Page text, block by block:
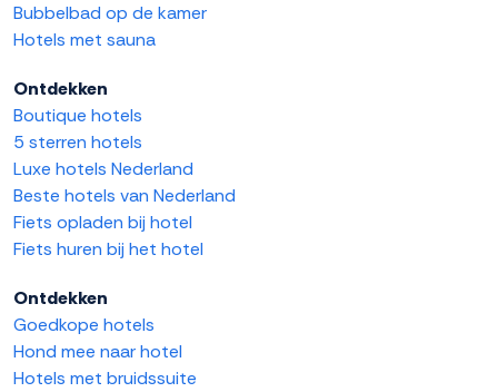
Bubbelbad op de kamer
Hotels met sauna
Ontdekken
Boutique hotels
5 sterren hotels
Luxe hotels Nederland
Beste hotels van Nederland
Fiets opladen bij hotel
Fiets huren bij het hotel
Ontdekken
Goedkope hotels
Hond mee naar hotel
Hotels met bruidssuite